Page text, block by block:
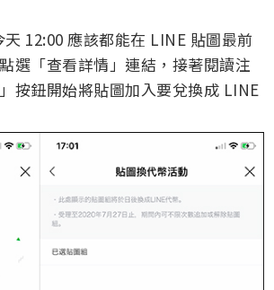
12:00 應該都能在 LINE 貼圖最前
選「查看詳情」連結，接著閱讀注
按鈕開始將貼圖加入要兌換成 LINE